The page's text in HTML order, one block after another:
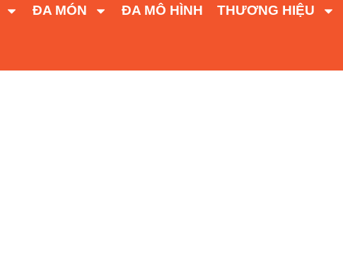
ĐA MÓN ĐA MÔ HÌNH THƯƠNG HIỆU